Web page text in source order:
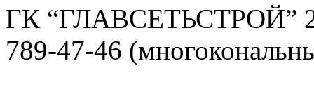
ГК “ГЛАВСЕТЬСТРОЙ”
789-47-46